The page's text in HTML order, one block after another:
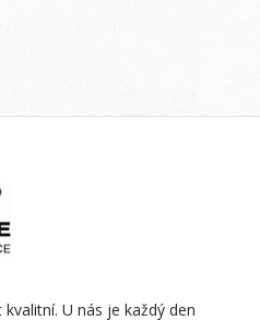
U nás je každý den